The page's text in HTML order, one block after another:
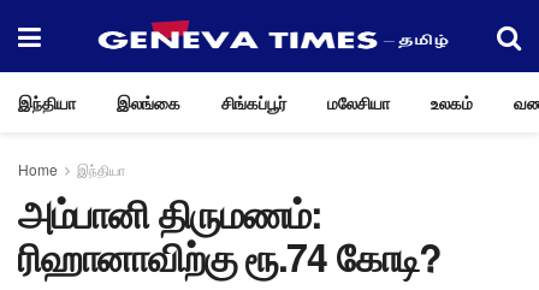
இந்தியா இலங்கை சிங்கப்பூர் மலேசியா உலகம்
Home இந்தியா
அம்பானி திருமணம்:
ரிஹானாவிற்கு ரூ.74 கோடி?